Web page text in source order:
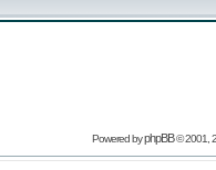
Powered byphpBB© 2001,